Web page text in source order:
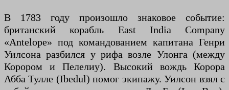
В 1783 году произошло знаковое событие:
британский корабль East India Company
«Antelope» под командованием капитана Генри
Уилсона разбился у рифа возле Улонга (между
Корором и Пелелиу). Высокий вождь Корора
Абба Тулле (Ibedul) помог экипажу. Уилсон взял с